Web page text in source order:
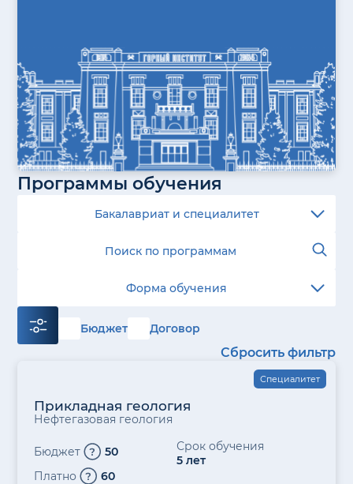
Программы обучения
Бакалавриат и специалитет
Форма обучения
Бюджет Договор
Сбросить фильтр
Прикладная геология
Нефтегазовая геология
Бюджет
50
Платно
60
Срок обучения
5 лет
Специалитет